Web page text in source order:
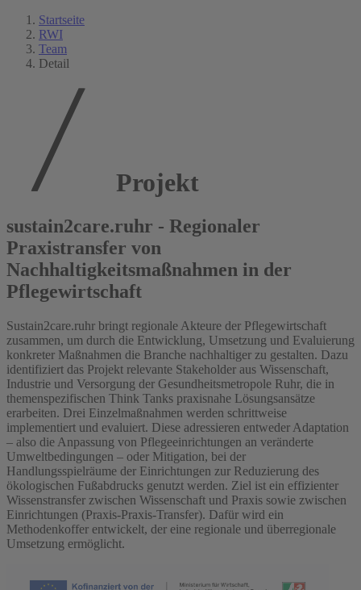
Startseite
RWI
Team
Detail
Projekt
sustain2care.ruhr - Regionaler
Praxistransfer von
Nachhaltigkeitsmaßnahmen in der
Pflegewirtschaft
Sustain2care.ruhr bringt regionale Akteure der Pflegewirtschaft
zusammen, um durch die Entwicklung, Umsetzung und Evaluierung
konkreter Maßnahmen die Branche nachhaltiger zu gestalten. Dazu
identifiziert das Projekt relevante Stakeholder aus Wissenschaft,
Industrie und Versorgung der Gesundheitsmetropole Ruhr, die in
themenspezifischen Think Tanks praxisnahe Lösungsansätze
erarbeiten. Drei Einzelmaßnahmen werden schrittweise
implementiert und evaluiert. Diese adressieren entweder Adaptation
– also die Anpassung von Pflegeeinrichtungen an veränderte
Umweltbedingungen – oder Mitigation, bei der
Handlungsspielräume der Einrichtungen zur Reduzierung des
ökologischen Fußabdrucks genutzt werden. Ziel ist ein effizienter
Wissenstransfer zwischen Wissenschaft und Praxis sowie zwischen
Einrichtungen (Praxis-Praxis-Transfer). Dafür wird ein
Methodenkoffer entwickelt, der eine regionale und überregionale
Umsetzung ermöglicht.